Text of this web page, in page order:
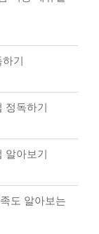
기
정독하기
알아보기
도 알아보는